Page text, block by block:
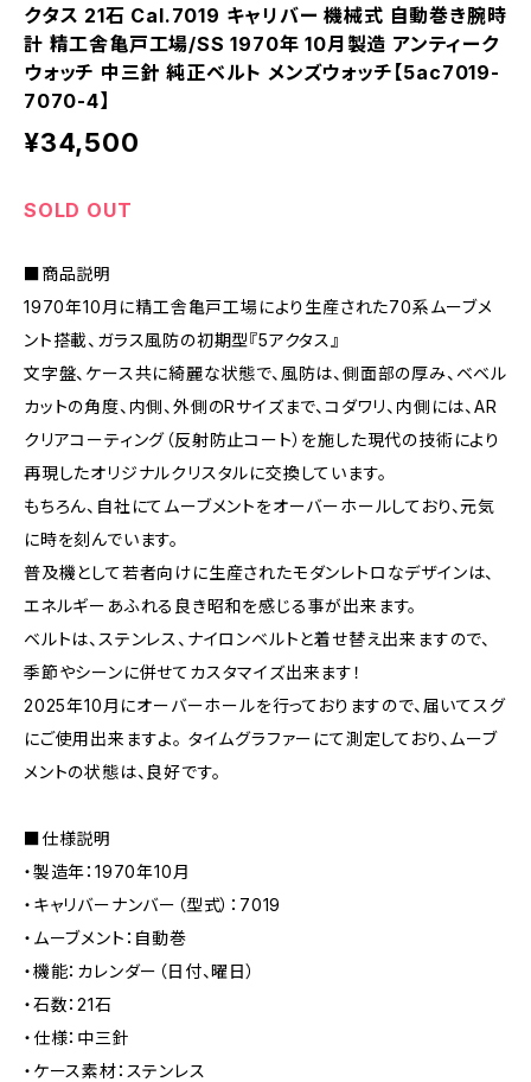
クタス 21石 Cal.7019 キャリバー 機械式 自動巻き腕時
計 精工舎亀戸工場/SS 1970年 10月製造 アンティーク
ウォッチ 中三針 純正ベルト メンズウォッチ【5ac7019-
7070-4】
¥34,500
SOLD OUT
■商品説明
1970年10月に精工舎亀戸工場により生産された70系ムーブメ
ント搭載、ガラス風防の初期型『5アクタス』
文字盤、ケース共に綺麗な状態で、風防は、側面部の厚み、ベベル
カットの角度、内側、外側のRサイズまで、コダワリ、内側には、AR
クリアコーティング（反射防止コート）を施した現代の技術により
再現したオリジナルクリスタルに交換しています。
もちろん、自社にてムーブメントをオーバーホールしており、元気
に時を刻んでいます。
普及機として若者向けに生産されたモダンレトロなデザインは、
エネルギーあふれる良き昭和を感じる事が出来ます。
ベルトは、ステンレス、ナイロンベルトと着せ替え出来ますので、
季節やシーンに併せてカスタマイズ出来ます！
2025年10月にオーバーホールを行っておりますので、届いてスグ
にご使用出来ますよ。 タイムグラファーにて測定しており、ムーブ
メントの状態は、良好です。
■仕様説明
・製造年：1970年10月
・キャリバーナンバー（型式）：7019
・ムーブメント：自動巻
・機能：カレンダー（日付、曜日）
・石数：21石
・仕様：中三針
・ケース素材：ステンレス